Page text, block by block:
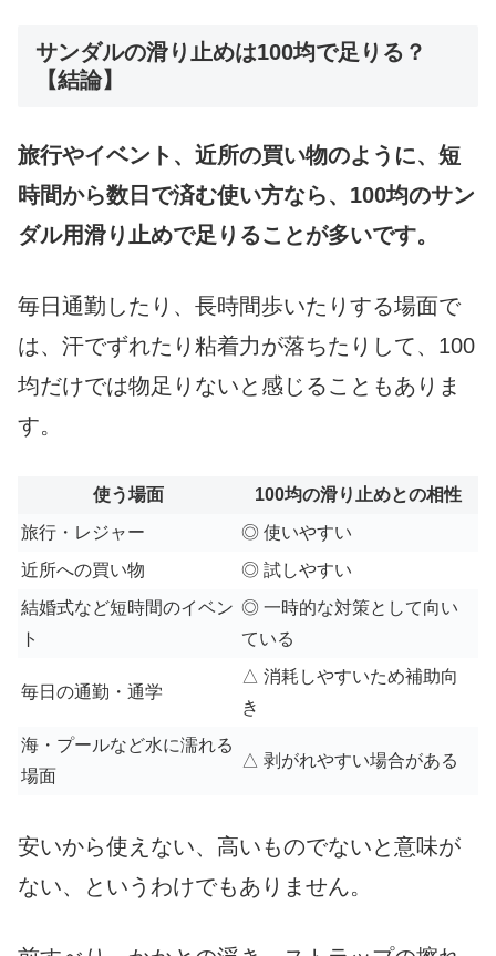
サンダルの滑り止めは100均で足りる？
【結論】
旅行やイベント、近所の買い物のように、短
時間から数日で済む使い方なら、100均のサン
ダル用滑り止めで足りることが多いです。
毎日通勤したり、長時間歩いたりする場面で
は、汗でずれたり粘着力が落ちたりして、100
均だけでは物足りないと感じることもありま
す。
使う場面
100均の滑り止めとの相性
旅行・レジャー
◎ 使いやすい
近所への買い物
◎ 試しやすい
結婚式など短時間のイベン
ト
◎ 一時的な対策として向い
ている
毎日の通勤・通学
△ 消耗しやすいため補助向
き
海・プールなど水に濡れる
場面
△ 剥がれやすい場合がある
安いから使えない、高いものでないと意味が
ない、というわけでもありません。